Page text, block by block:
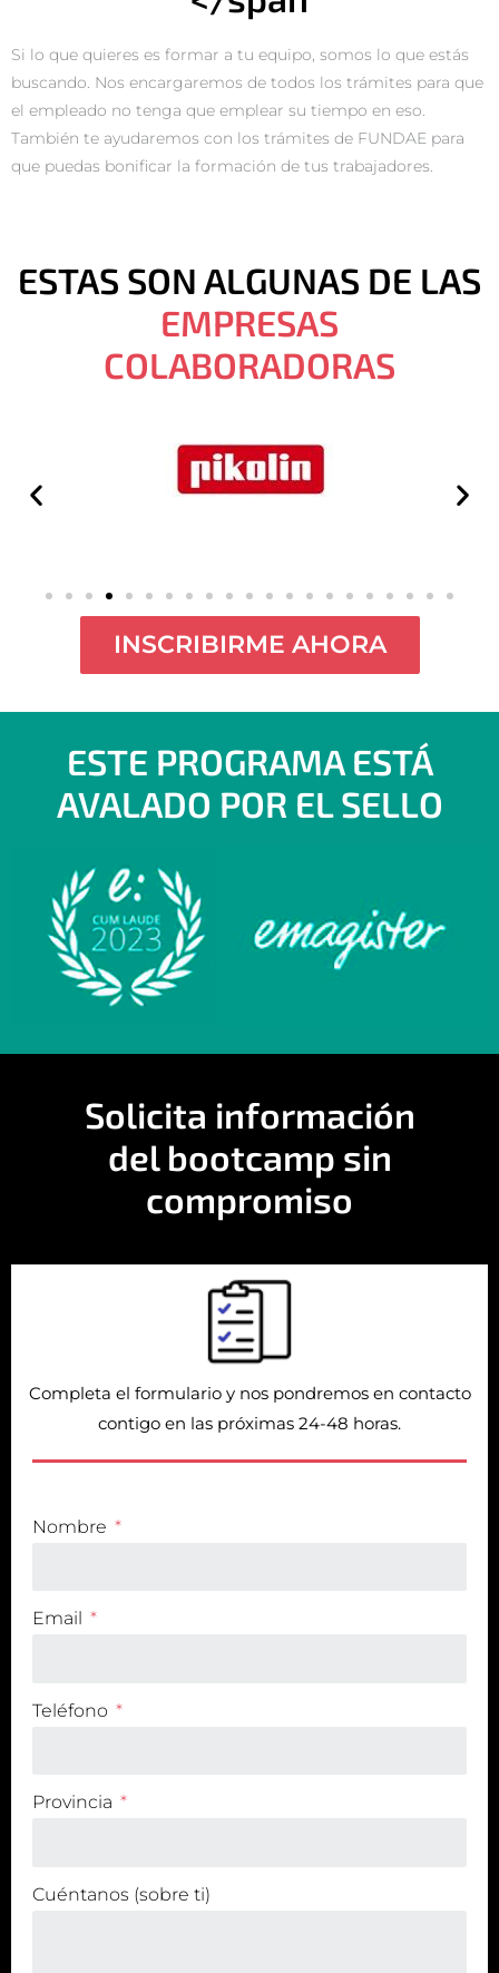
Si lo que quieres es formar a tu equipo, somos lo que estás
buscando. Nos encargaremos de todos los trámites para que
el empleado no tenga que emplear su tiempo en eso.
También te ayudaremos con los trámites de FUNDAE para
que puedas bonificar la formación de tus trabajadores.
ESTAS SON ALGUNAS DE LAS
EMPRESAS
COLABORADORAS
INSCRIBIRME AHORA
ESTE PROGRAMA ESTÁ
AVALADO POR EL SELLO
Solicita información
del bootcamp sin
compromiso
Completa el formulario y nos pondremos en contacto
contigo en las próximas 24-48 horas.
Nombre
Email
Teléfono
Provincia
Cuéntanos (sobre ti)